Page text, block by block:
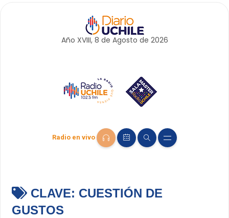
Año XVIII, 8 de Agosto de 2026
Radio en vivo
CLAVE: CUESTIÓN DE
GUSTOS